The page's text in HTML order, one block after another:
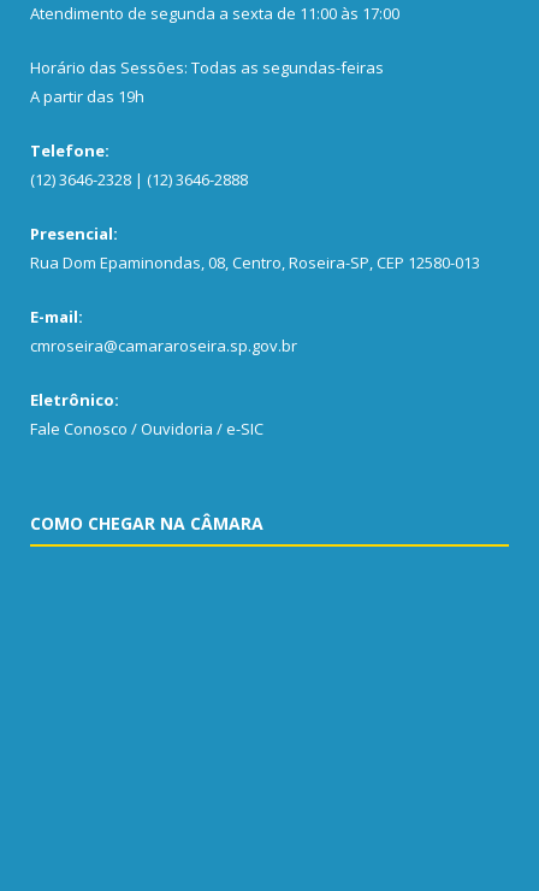
Atendimento de segunda a sexta de 11:00 às 17:00
Horário das Sessões: Todas as segundas-feiras
A partir das 19h
Telefone:
(12) 3646-2328 | (12) 3646-2888
Presencial:
Rua Dom Epaminondas, 08, Centro, Roseira-SP, CEP 12580-013
E-mail:
cmroseira@camararoseira.sp.gov.br
Eletrônico:
Fale Conosco / Ouvidoria / e-SIC
COMO CHEGAR NA CÂMARA